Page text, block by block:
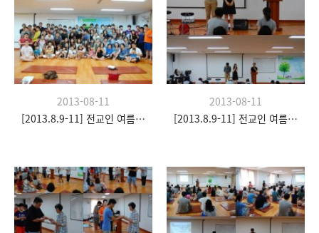
2013-08-11
[2013.8.9-11] 전교인 여름수련회- "이쉼 전쉼"
2013-08-11
[2013.8.9-11] 전교인 여름수련회- "이쉼 전쉼"